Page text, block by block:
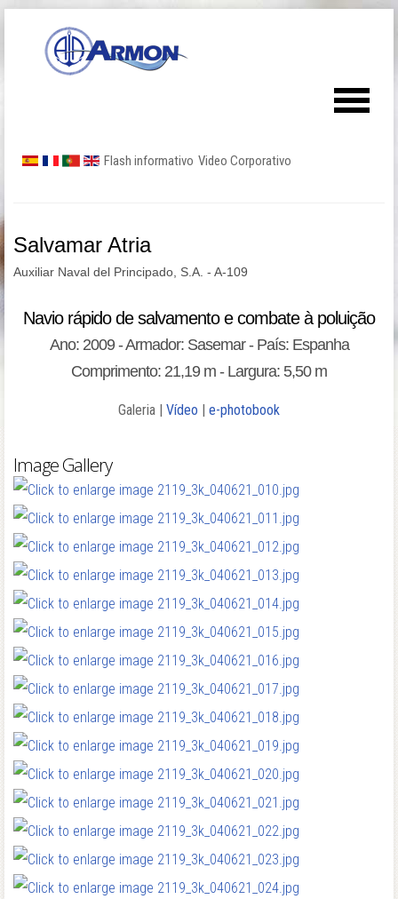
Flash informativo Video Corporativo
Salvamar Atria
Auxiliar Naval del Principado, S.A. - A-109
Navio rápido de salvamento e combate à poluição
Ano: 2009 - Armador: Sasemar - País: Espanha
Comprimento: 21,19 m - Largura: 5,50 m
Galeria | Vídeo | e-photobook
Image Gallery